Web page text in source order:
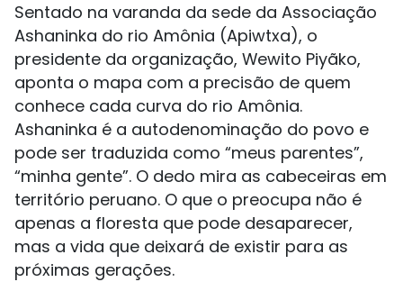
Sentado na varanda da sede da Associação
Ashaninka do rio Amônia (Apiwtxa), o
presidente da organização, Wewito Piyãko,
aponta o mapa com a precisão de quem
conhece cada curva do rio Amônia.
Ashaninka é a autodenominação do povo e
pode ser traduzida como “meus parentes”,
“minha gente”. O dedo mira as cabeceiras em
território peruano. O que o preocupa não é
apenas a floresta que pode desaparecer,
mas a vida que deixará de existir para as
próximas gerações.